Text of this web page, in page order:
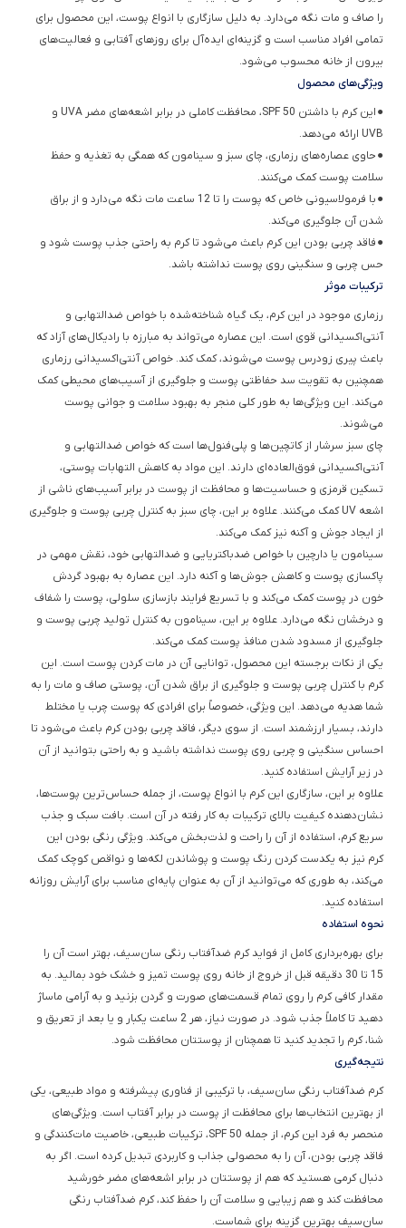
را صاف و مات نگه می‌دارد. به دلیل سازگاری با انواع پوست، این محصول برای
تمامی افراد مناسب است و گزینه‌ای ایده‌آل برای روزهای آفتابی و فعالیت‌های
بیرون از خانه محسوب می‌شود.
ویژگی‌های محصول
● این کرم با داشتن SPF 50، محافظت کاملی در برابر اشعه‌های مضر UVA و
UVB ارائه می‌دهد.
● حاوی عصاره‌های رزماری، چای سبز و سینامون که همگی به تغذیه و حفظ
سلامت پوست کمک می‌کنند.
● با فرمولاسیونی خاص که پوست را تا 12 ساعت مات نگه می‌دارد و از براق
شدن آن جلوگیری می‌کند.
● فاقد چربی بودن این کرم باعث می‌شود تا کرم به راحتی جذب پوست شود و
حس چربی و سنگینی روی پوست نداشته باشد.
ترکیبات موثر
رزماری موجود در این کرم، یک گیاه شناخته‌شده با خواص ضدالتهابی و
آنتی‌اکسیدانی قوی است. این عصاره می‌تواند به مبارزه با رادیکال‌های آزاد که
باعث پیری زودرس پوست می‌شوند، کمک کند. خواص آنتی‌اکسیدانی رزماری
همچنین به تقویت سد حفاظتی پوست و جلوگیری از آسیب‌های محیطی کمک
می‌کند. این ویژگی‌ها به طور کلی منجر به بهبود سلامت و جوانی پوست
می‌شوند.
چای سبز سرشار از کاتچین‌ها و پلی‌فنول‌ها است که خواص ضدالتهابی و
آنتی‌اکسیدانی فوق‌العاده‌ای دارند. این مواد به کاهش التهابات پوستی،
تسکین قرمزی و حساسیت‌ها و محافظت از پوست در برابر آسیب‌های ناشی از
اشعه UV کمک می‌کنند. علاوه بر این، چای سبز به کنترل چربی پوست و جلوگیری
از ایجاد جوش و آکنه نیز کمک می‌کند.
سینامون یا دارچین با خواص ضدباکتریایی و ضدالتهابی خود، نقش مهمی در
پاکسازی پوست و کاهش جوش‌ها و آکنه دارد. این عصاره به بهبود گردش
خون در پوست کمک می‌کند و با تسریع فرایند بازسازی سلولی، پوست را شفاف
و درخشان نگه می‌دارد. علاوه بر این، سینامون به کنترل تولید چربی پوست و
جلوگیری از مسدود شدن منافذ پوست کمک می‌کند.
یکی از نکات برجسته این محصول، توانایی آن در مات کردن پوست است. این
کرم با کنترل چربی پوست و جلوگیری از براق شدن آن، پوستی صاف و مات را به
شما هدیه می‌دهد. این ویژگی، خصوصاً برای افرادی که پوست چرب یا مختلط
دارند، بسیار ارزشمند است. از سوی دیگر، فاقد چربی بودن کرم باعث می‌شود تا
احساس سنگینی و چربی روی پوست نداشته باشید و به راحتی بتوانید از آن
در زیر آرایش استفاده کنید.
علاوه بر این، سازگاری این کرم با انواع پوست، از جمله حساس‌ترین پوست‌ها،
نشان‌دهنده کیفیت بالای ترکیبات به کار رفته در آن است. بافت سبک و جذب
سریع کرم، استفاده از آن را راحت و لذت‌بخش می‌کند. ویژگی رنگی بودن این
کرم نیز به یکدست کردن رنگ پوست و پوشاندن لکه‌ها و نواقص کوچک کمک
می‌کند، به طوری که می‌توانید از آن به عنوان پایه‌ای مناسب برای آرایش روزانه
استفاده کنید.
نحوه استفاده
برای بهره‌برداری کامل از فواید کرم ضدآفتاب رنگی سان‌سیف، بهتر است آن را
15 تا 30 دقیقه قبل از خروج از خانه روی پوست تمیز و خشک خود بمالید. به
مقدار کافی کرم را روی تمام قسمت‌های صورت و گردن بزنید و به آرامی ماساژ
دهید تا کاملاً جذب شود. در صورت نیاز، هر 2 ساعت یکبار و یا بعد از تعریق و
شنا، کرم را تجدید کنید تا همچنان از پوستتان محافظت شود.
نتیجه‌گیری
کرم ضدآفتاب رنگی سان‌سیف، با ترکیبی از فناوری پیشرفته و مواد طبیعی، یکی
از بهترین انتخاب‌ها برای محافظت از پوست در برابر آفتاب است. ویژگی‌های
منحصر به فرد این کرم، از جمله SPF 50، ترکیبات طبیعی، خاصیت مات‌کنندگی و
فاقد چربی بودن، آن را به محصولی جذاب و کاربردی تبدیل کرده است. اگر به
دنبال کرمی هستید که هم از پوستتان در برابر اشعه‌های مضر خورشید
محافظت کند و هم زیبایی و سلامت آن را حفظ کند، کرم ضدآفتاب رنگی
سان‌سیف بهترین گزینه برای شماست.